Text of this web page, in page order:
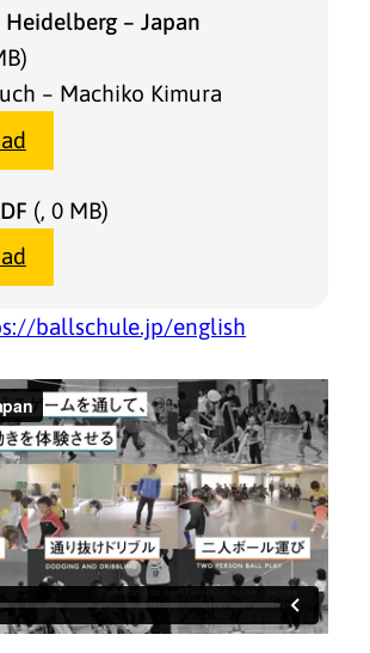
– Japan
– Machiko Kimura
(, 0 MB)
ballschule.jp/english